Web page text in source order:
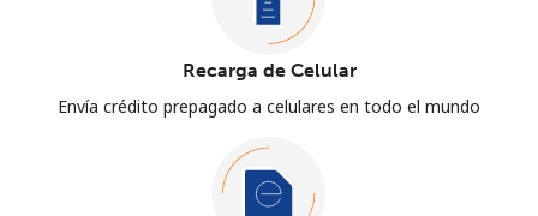
Recarga de Celular
Envía crédito prepagado a celulares en todo el mundo